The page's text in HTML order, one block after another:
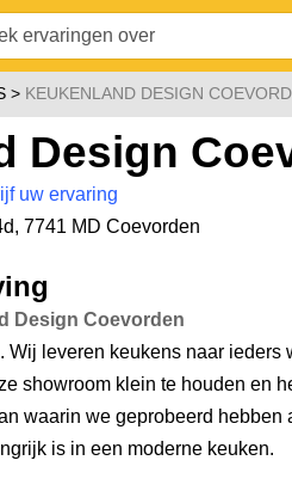
KEUKENLAND DESIGN
Design
uw ervaring
, 7741 MD Coevorden
Design Coevorden
Wij leveren keukens naar ieders
showroom klein te houden en
waarin we geprobeerd hebben
is in een moderne keuken.